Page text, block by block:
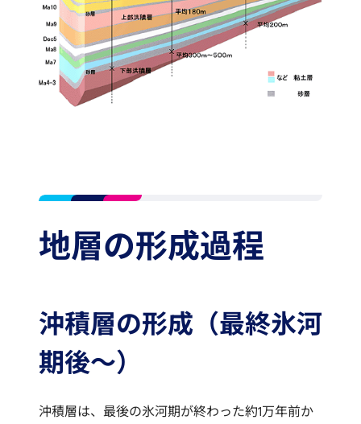
地層の形成過程
沖積層の形成（最終氷河
期後～）
沖積層は、最後の氷河期が終わった約1万年前か